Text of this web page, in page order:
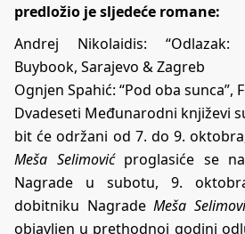
predložio je sljedeće romane:
Andrej Nikolaidis: “Odlazak:
Buybook, Sarajevo & Zagreb
Ognjen Spahić: “Pod oba sunca”,
Dvadeseti Međunarodni književi
bit će održani od 7. do 9.
Meša Selimovićproglasiće se
Nagrade u subotu, 9.
dobitniku NagradeMeša
objavljen u prethodnoj godini